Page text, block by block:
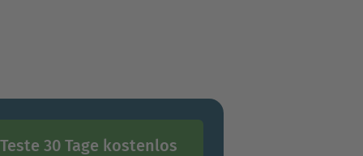
Preis für
publizierte
an der Universität
als Fachkraft für
Teste 30 Tage kostenlos